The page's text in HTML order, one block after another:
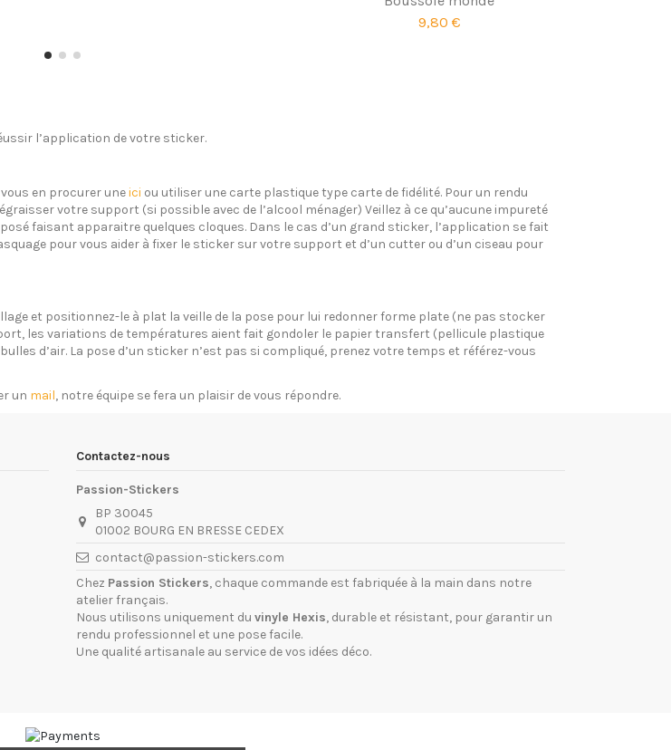
9,80 €
l’application de votre sticker.
en procurer uneici ou utiliser une carte plastique type carte de fidélité. Pour un rendu
votre support (si possible avec de l’alcool ménager) Veillez à ce qu’aucune impureté
faisant apparaitre quelques cloques. Dans le cas d’un grand sticker, l’application se fait
pour vous aider à fixer le sticker sur votre support et d’un cutter ou d’un ciseau pour
et positionnez-le à plat la veille de la pose pour lui redonner forme plate (ne pas stocker
les variations de températures aient fait gondoler le papier transfert (pellicule plastique
d’air. La pose d’un sticker n’est pas si compliqué, prenez votre temps et référez-vous
un mail, notre équipe se fera un plaisir de vous répondre.
Contactez-nous
Passion-Stickers
BP 30045
01002 BOURG EN BRESSE CEDEX
contact@passion-stickers.com
Chez Passion Stickers, chaque commande est fabriquée à la main dans notre
atelier français.
Nous utilisons uniquement du vinyle Hexis, durable et résistant, pour garantir un
rendu professionnel et une pose facile.
Une qualité artisanale au service de vos idées déco.